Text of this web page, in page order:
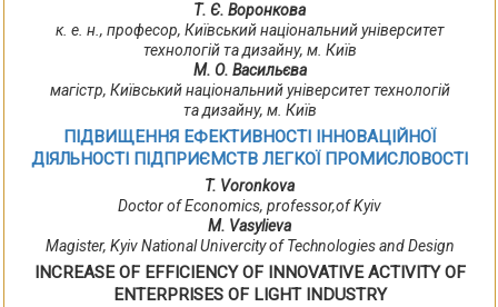
Т. Є. Воронкова
к. е. н., професор, Київський національний університет
технологій та дизайну, м. Київ
М. О. Васильєва
магістр, Київський національний університет технологій
та дизайну, м. Київ
ПІДВИЩЕННЯ ЕФЕКТИВНОСТІ ІННОВАЦІЙНОЇ
ДІЯЛЬНОСТІ ПІДПРИЄМСТВ ЛЕГКОЇ ПРОМИСЛОВОСТІ
T. Voronkova
Doctor of Economics, professor,of Kyiv
M. Vasylieva
Magister, Kyiv National Univercity of Technologies and Design
INCREASE OF EFFICIENCY OF INNOVATIVE ACTIVITY OF
ENTERPRISES OF LIGHT INDUSTRY